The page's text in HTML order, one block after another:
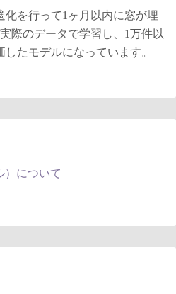
化を行って1ヶ月以内に窓が埋
際のデータで学習し、1万件以
したモデルになっています。
）について